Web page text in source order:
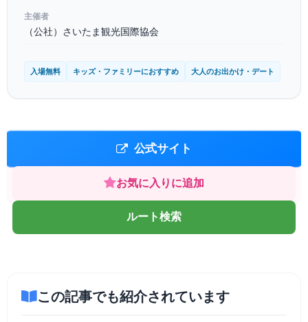
主催者
（公社）さいたま観光国際協会
入場無料 キッズ・ファミリーにおすすめ 大人のお出かけ・デート
公式サイト
お気に入りに追加
ルート検索
この記事でも紹介されています